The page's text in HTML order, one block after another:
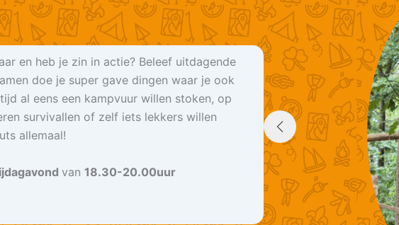
en heb je zin in actie? Beleef uitdagende
doe je super gave dingen waar je ook
al eens een kampvuur willen stoken, op
survivallen of zelf iets lekkers willen
allemaal!
van 18.30-20.00uur